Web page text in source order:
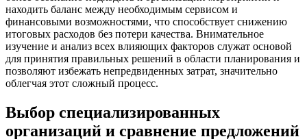
находить баланс между необходимым сервисом и
финансовыми возможностями, что способствует снижению
итоговых расходов без потери качества. Внимательное
изучение и анализ всех влияющих факторов служат основой
для принятия правильных решений в области планирования и
позволяют избежать непредвиденных затрат, значительно
облегчая этот сложный процесс.
Выбор специализированных
организаций и сравнение предложений